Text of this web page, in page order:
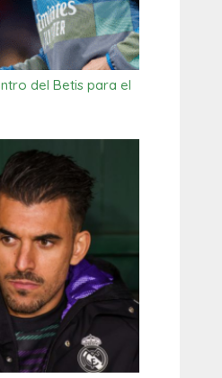
del Betis para el